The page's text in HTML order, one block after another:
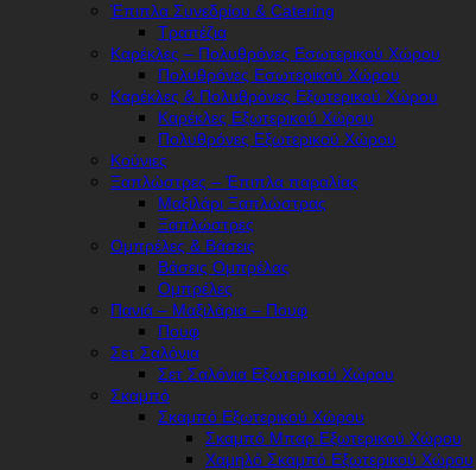
Έπιπλα Συνεδρίου & Catering
Τραπέζια
Καρέκλες – Πολυθρόνες Εσωτερικού Χώρου
Πολυθρόνες Εσωτερικού Χώρου
Καρέκλες & Πολυθρόνες Εξωτερικού Χώρου
Καρέκλες Εξωτερικού Χώρου
Πολυθρόνες Εξωτερικού Χώρου
Κούνιες
Ξαπλώστρες – Έπιπλα παραλίας
Μαξιλάρι Ξαπλώστρας
Ξαπλώστρες
Ομπρέλες & Βάσεις
Βάσεις Ομπρέλας
Ομπρέλες
Πανιά – Μαξιλάρια – Πουφ
Πουφ
Σετ Σαλόνια
Σετ Σαλόνια Εξωτερικού Χώρου
Σκαμπό
Σκαμπό Εξωτερικού Χώρου
Σκαμπό Μπαρ Εξωτερικού Χώρου
Χαμηλό Σκαμπό Εξωτερικού Χώρου